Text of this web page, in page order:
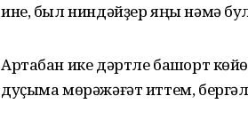
ине, был ниндәйҙер яңы нәмә
Артабан ике дәртле башҡорт
дуҫыма мөрәжәғәт иттем,